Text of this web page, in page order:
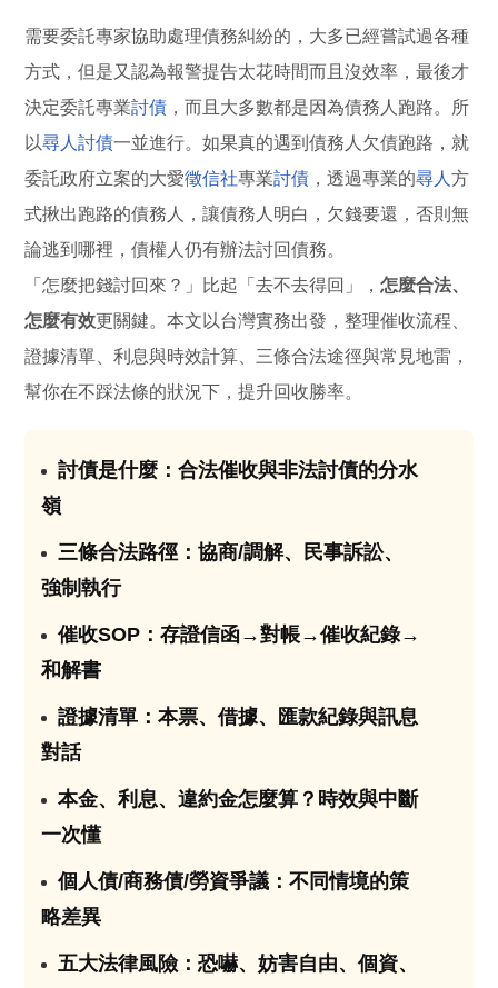
需要委託專家協助處理債務糾紛的，大多已經嘗試過各種
方式，但是又認為報警提告太花時間而且沒效率，最後才
決定委託專業討債 ，而且大多數都是因為債務人跑路。所
以尋人討債一並進行。如果真的遇到債務人欠債跑路，就
委託政府立案的大愛徵信社專業討債 ，透過專業的尋人方
式揪出跑路的債務人，讓債務人明白，欠錢要還，否則無
論逃到哪裡，債權人仍有辦法討回債務。
「怎麼把錢討回來？」比起「去不去得回」，怎麼合法、
怎麼有效更關鍵。本文以台灣實務出發，整理催收流程、
證據清單、利息與時效計算、三條合法途徑與常見地雷，
幫你在不踩法條的狀況下，提升回收勝率。
討債是什麼：合法催收與非法討債的分水
嶺
三條合法路徑：協商/調解、民事訴訟、
強制執行
催收SOP：存證信函→對帳→催收紀錄→
和解書
證據清單：本票、借據、匯款紀錄與訊息
對話
本金、利息、違約金怎麼算？時效與中斷
一次懂
個人債/商務債/勞資爭議：不同情境的策
略差異
五大法律風險：恐嚇、妨害自由、個資、